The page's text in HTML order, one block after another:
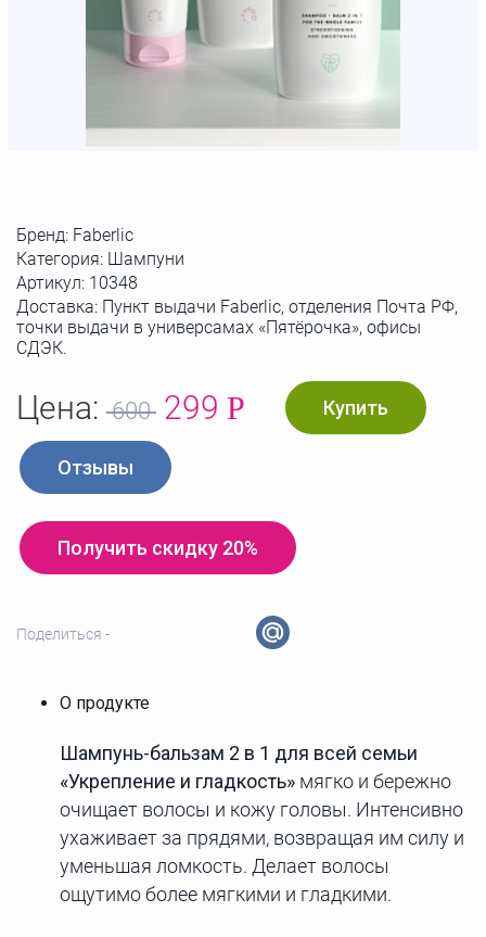
Бренд: Faberlic
Категория: Шампуни
Артикул: 10348
Доставка: Пункт выдачи Faberlic, отделения Почта РФ,
точки выдачи в универсамах «Пятёрочка», офисы
СДЭК.
Цена: 600 299 Р Купить
Отзывы
Получить скидку 20%
Поделиться -
О продукте
Шампунь-бальзам 2 в 1 для всей семьи
«Укрепление и гладкость» мягко и бережно
очищает волосы и кожу головы. Интенсивно
ухаживает за прядями, возвращая им силу и
уменьшая ломкость. Делает волосы
ощутимо более мягкими и гладкими.